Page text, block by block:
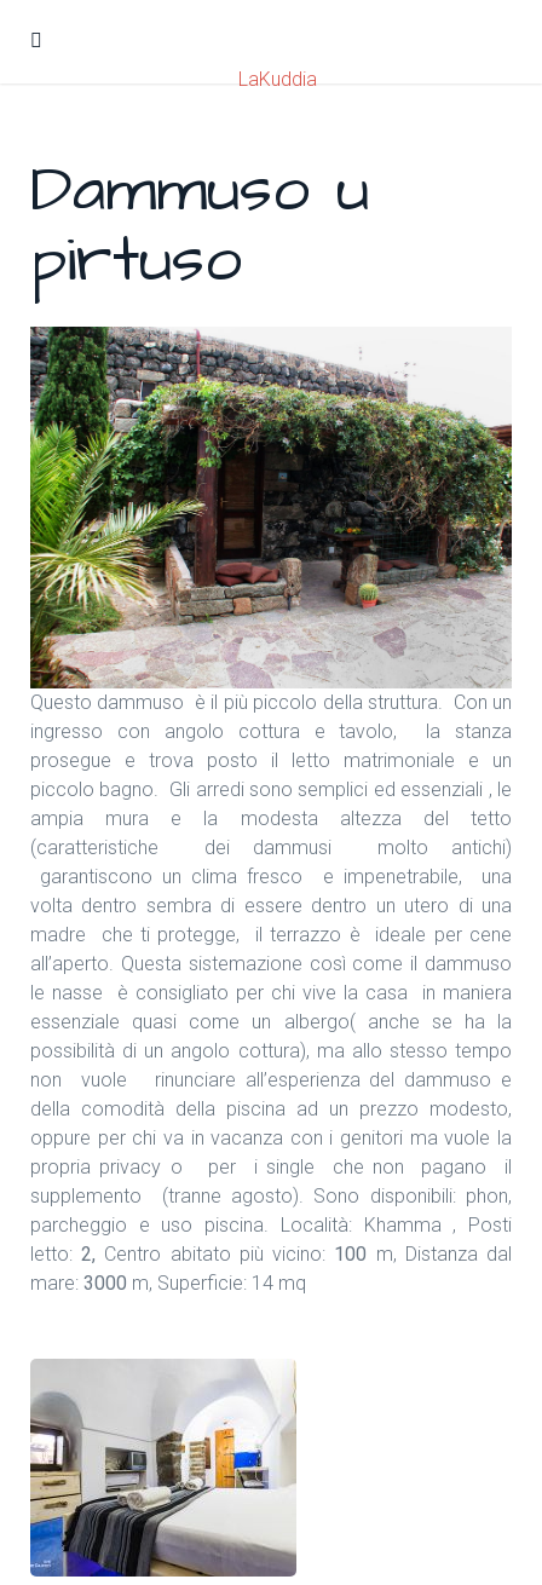
LaKuddia
Dammuso u
pirtuso
Questo dammuso è il più piccolo della struttura. Con un
ingresso con angolo cottura e tavolo, la stanza
prosegue e trova posto il letto matrimoniale e un
piccolo bagno. Gli arredi sono semplici ed essenziali , le
ampia mura e la modesta altezza del tetto
(caratteristiche dei dammusi molto antichi)
garantiscono un clima fresco e impenetrabile, una
volta dentro sembra di essere dentro un utero di una
madre che ti protegge, il terrazzo è ideale per cene
all’aperto. Questa sistemazione così come il dammuso
le nasse è consigliato per chi vive la casa in maniera
essenziale quasi come un albergo( anche se ha la
possibilità di un angolo cottura), ma allo stesso tempo
non vuole rinunciare all’esperienza del dammuso e
della comodità della piscina ad un prezzo modesto,
oppure per chi va in vacanza con i genitori ma vuole la
propria privacy o per i single che non pagano il
supplemento (tranne agosto). Sono disponibili: phon,
parcheggio e uso piscina. Località: Khamma , Posti
letto:2, Centro abitato più vicino: 100 m, Distanza dal
mare: 3000 m, Superficie: 14 mq